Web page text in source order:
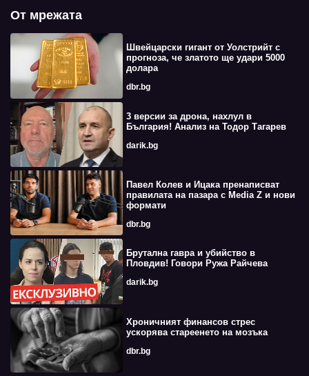
От мрежата
Швейцарски гигант от Уолстрийт с
прогноза, че златото ще удари 5000
долара
dbr.bg
3 версии за дрона, нахлул в
България! Анализ на Тодор Тагарев
darik.bg
Павел Колев и Ицака пренаписват
правилата на пазара с Media Z и нови
формати
dbr.bg
Брутална гавра и убийство в
Пловдив! Говори Ружа Райчева
darik.bg
Хроничният финансов стрес
ускорява стареенето на мозъка
dbr.bg